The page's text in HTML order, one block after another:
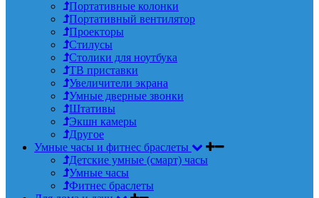
Портативные колонки
Портативный вентилятор
Проекторы
Стилусы
Столики для ноутбука
ТВ приставки
Увеличители экрана
Умные дверные звонки
Штативы
Экшн камеры
Другое
Умные часы и фитнес браслеты
Детские умные (смарт) часы
Умные часы
Фитнес браслеты